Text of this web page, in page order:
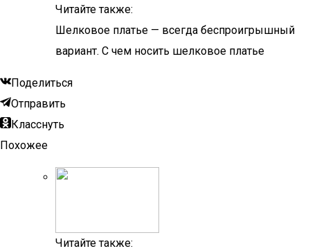
Читайте также:
Шелковое платье — всегда беспроигрышный
вариант. С чем носить шелковое платье
Поделиться
Отправить
Класснуть
Похожее
Читайте также: